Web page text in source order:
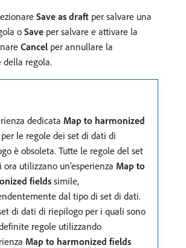
Save as draft per salvare una
o Save per salvare e attivare la
Cancel per annullare la
della regola.
dedicata Map to harmonized
per le regole dei set di dati di
è obsoleta. Tutte le regole del set
ora utilizzano un'esperienza Map to
fieldssimile,
dal tipo di set di dati.
di dati di riepilogo per i quali sono
regole utilizzando
Map to harmonized fields